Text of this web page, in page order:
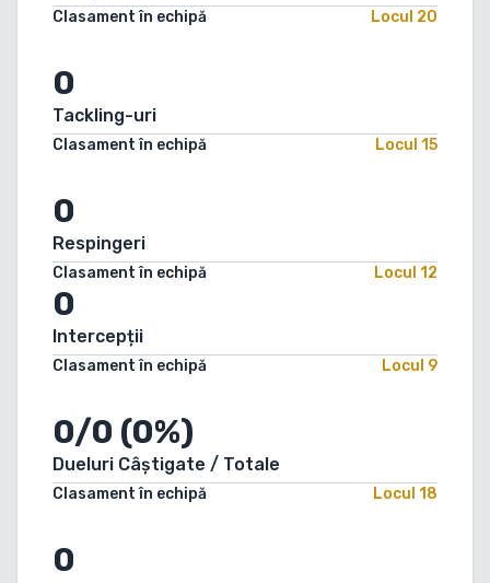
Clasament în echipă Locul 20
0
Tackling-uri
Clasament în echipă Locul 15
0
Respingeri
Clasament în echipă Locul 12
0
Intercepții
Clasament în echipă Locul 9
0/0 (0%)
Dueluri Câștigate / Totale
Clasament în echipă Locul 18
0